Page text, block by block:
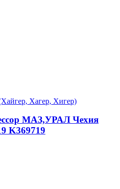
Хагер, Хигер)
МАЗ,УРАЛ Чехия
K369719